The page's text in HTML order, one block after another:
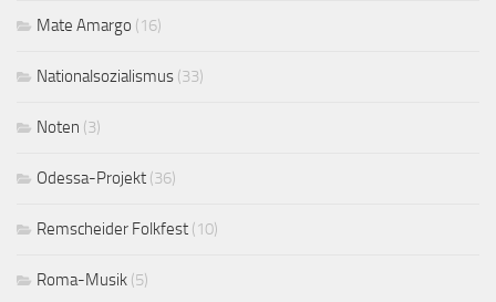
Mate Amargo (16)
Nationalsozialismus (33)
Noten (3)
Odessa-Projekt (36)
Remscheider Folkfest (10)
Roma-Musik (5)